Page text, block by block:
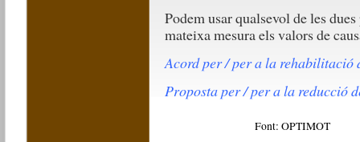
Podem usar qualsevol de les
mateixa mesura els valors de
Acord per / per a la rehabilitació
Proposta per / per a la reducció
Font: OPTIMOT